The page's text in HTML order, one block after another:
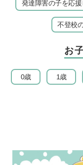
発達障害の子を応援
不登校
お
0歳 1歳